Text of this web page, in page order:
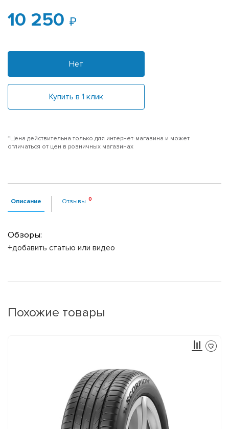
10 250
Нет
Купить в 1 клик
*Цена действительна только для интернет-магазина и может
отличаться от цен в розничных магазинах
Описание Отзывы
Обзоры:
+добавить статью или видео
Похожие товары